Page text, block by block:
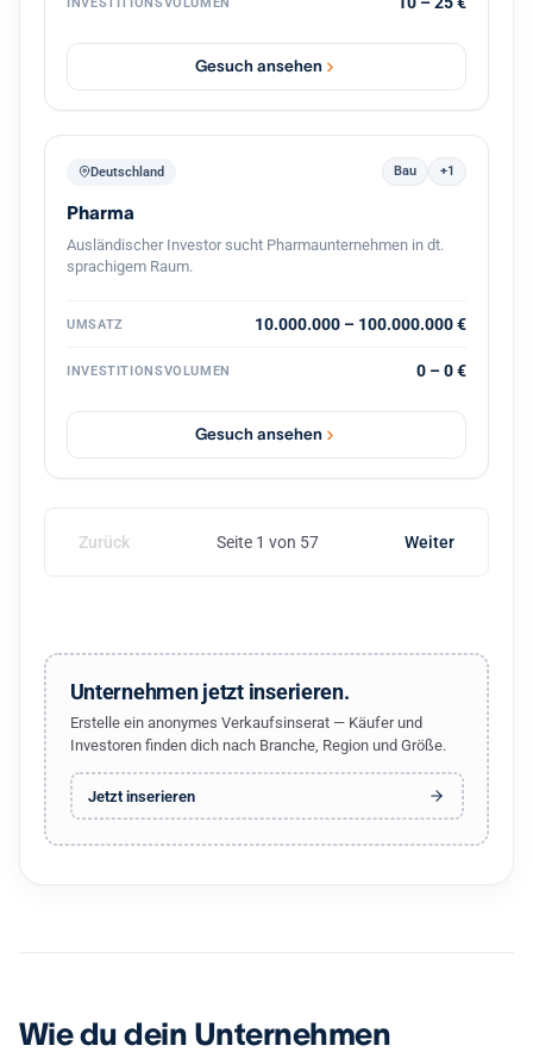
Management und mit Kontinuität für die Belegschaft.
Gesuch ansehen
Deutschland Bau +1
Pharma
Ausländischer Investor sucht Pharmaunternehmen in dt.
sprachigem Raum.
UMSATZ 10.000.000 – 100.000.000 €
INVESTITIONSVOLUMEN 0 – 0 €
Gesuch ansehen
Zurück Seite 1 von 57 Weiter
Unternehmen jetzt inserieren.
Erstelle ein anonymes Verkaufsinserat — Käufer und
Investoren finden dich nach Branche, Region und Größe.
Jetzt inserieren
Wie du dein Unternehmen